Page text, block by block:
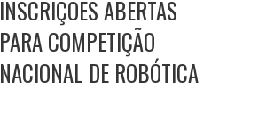
INSCRIÇÕES ABERTAS
PARA COMPETIÇÃO
NACIONAL DE ROBÓTICA